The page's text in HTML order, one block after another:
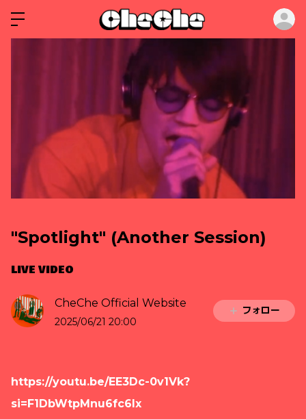
"Spotlight" (Another Session)
LIVE VIDEO
CheChe Official Website
2025/06/21 20:00
フォロー
https://youtu.be/EE3Dc-0v1Vk?
si=F1DbWtpMnu6fc6Ix